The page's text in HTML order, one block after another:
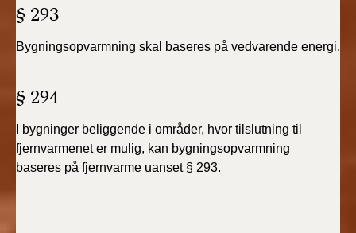
§ 293
Bygningsopvarmning skal baseres på vedvarende energi.
§ 294
I bygninger beliggende i områder, hvor tilslutning til
fjernvarmenet er mulig, kan bygningsopvarmning
baseres på fjernvarme uanset § 293.